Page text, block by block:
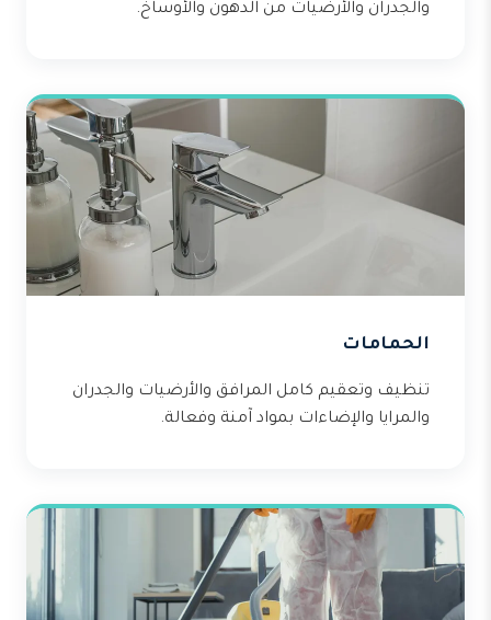
والجدران والأرضيات من الدهون والأوساخ.
الحمامات
تنظيف وتعقيم كامل المرافق والأرضيات والجدران
والمرايا والإضاءات بمواد آمنة وفعالة.